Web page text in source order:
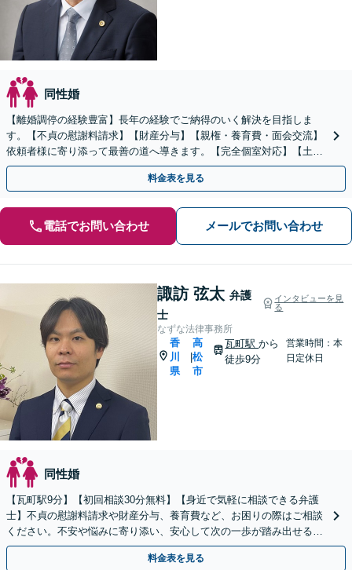
同性婚
【離婚調停の経験豊富】長年の経験でご納得のいく解決を目指しま
す。【不貞の慰謝料請求】【財産分与】【親権・養育費・面会交流】
依頼者様に寄り添って最善の道へ導きます。【完全個室対応】【土日
祝・夜間相談可】
料金表を見る
電話でお問い合わせ メールでお問い合わせ
諏訪 弦太 弁護
士
インタビューを見
る
なずな法律事務所
香
川
県
高
松
市
瓦町駅から
徒歩9分
営業時間：本
日定休日
同性婚
【瓦町駅9分】【初回相談30分無料】【身近で気軽に相談できる弁護
士】不貞の慰謝料請求や財産分与、養育費など、お困りの際はご相談
ください。不安や悩みに寄り添い、安心して次の一歩が踏み出せるよ
うサポートします。【電話相談可】【休日・夜間対応】
料金表を見る